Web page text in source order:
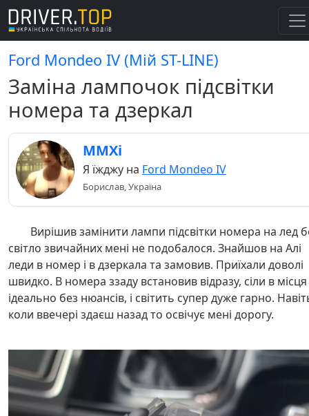
Ford Mondeo IV (Мій ST-LINE)
Заміна лампочок підсвітки
номера та дзеркал
MMXi
Я їжджу на Ford Mondeo IV
Борислав, Україна
Вирішив замінити лампи підсвітки номера на лед
світло звичайних мені не подобалося. Знайшов на Алі
леди в номер і в дзеркала та замовив. Приїхали доволі
швидко. В номера ззаду встановив відразу, сіли в місця
ідеально без нюансів, і світить супер дуже гарно.
коли ввечері здаєш назад то освічує мені дорогу.